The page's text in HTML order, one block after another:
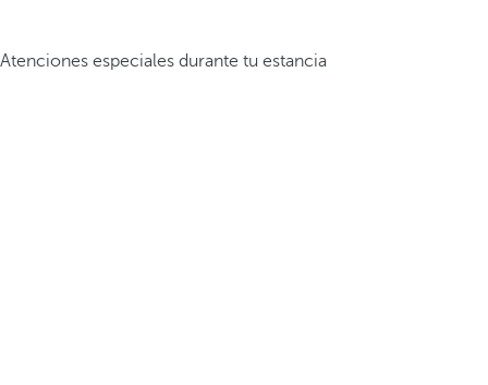
Atenciones especiales durante tu estancia